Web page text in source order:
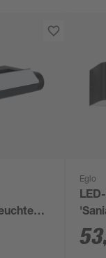
550 lm
14 x
Eglo
53